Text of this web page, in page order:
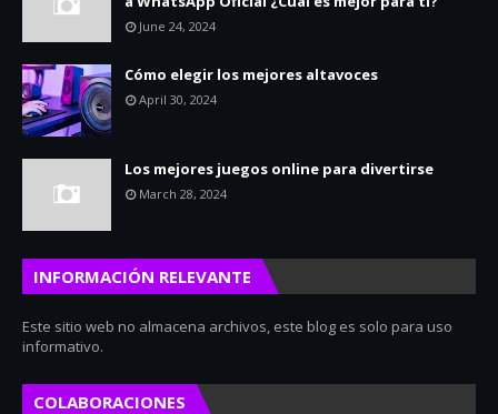
June 24, 2024
Cómo elegir los mejores altavoces
April 30, 2024
Los mejores juegos online para divertirse
March 28, 2024
INFORMACIÓN RELEVANTE
Este sitio web no almacena archivos, este blog es solo para uso
informativo.
COLABORACIONES